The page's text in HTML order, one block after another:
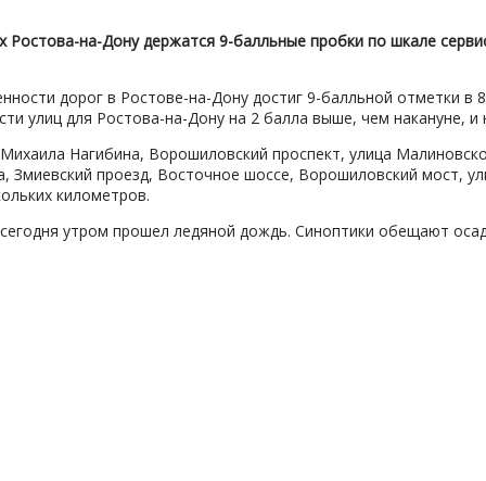
Ростова-на-Дону держатся 9-балльные пробки по шкале
дорог в Ростове-на-Дону достиг 9-балльной отметки
улиц для Ростова-на-Дону на 2 балла выше, чем накануне,
Нагибина, Ворошиловский проспект, улица
Змиевский проезд, Восточное шоссе, Ворошиловский мост,
километров.
утром прошел ледяной дождь. Синоптики обещают